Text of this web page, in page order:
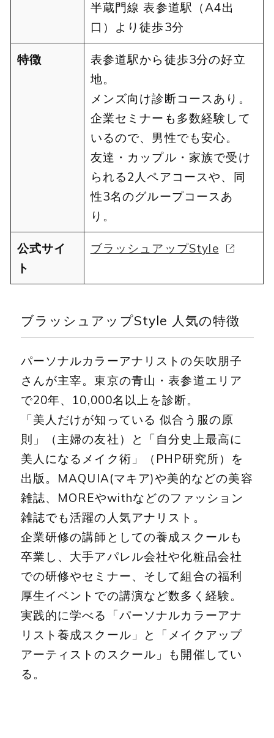
半蔵門線 表参道駅（A4出
口）より徒歩3分
特徴
表参道駅から徒歩3分の好立
地。
メンズ向け診断コースあり。
企業セミナーも多数経験して
いるので、男性でも安心。
友達・カップル・家族で受け
られる2人ペアコースや、同
性3名のグループコースあ
り。
公式サイ
ト
ブラッシュアップStyle
ブラッシュアップStyle 人気の特徴
パーソナルカラーアナリストの矢吹朋子
さんが主宰。東京の青山・表参道エリア
で20年、10,000名以上を診断。
「美人だけが知っている 似合う服の原
則」（主婦の友社）と「自分史上最高に
美人になるメイク術」（PHP研究所）を
出版。MAQUIA(マキア)や美的などの美容
雑誌、MOREやwithなどのファッション
雑誌でも活躍の人気アナリスト。
企業研修の講師としての養成スクールも
卒業し、大手アパレル会社や化粧品会社
での研修やセミナー、そして組合の福利
厚生イベントでの講演など数多く経験。
実践的に学べる「パーソナルカラーアナ
リスト養成スクール」と「メイクアップ
アーティストのスクール」も開催してい
る。